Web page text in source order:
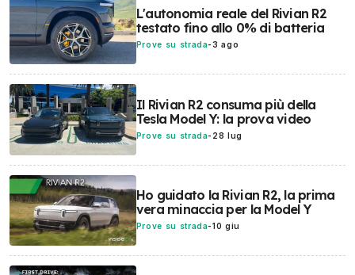
L'autonomia reale del Rivian R2
testato fino allo 0% di batteria
Prove su strada-3 ago
Il Rivian R2 consuma più della
Tesla Model Y: la prova video
Prove su strada- 28 lug
Ho guidato la Rivian R2, la prima
vera minaccia per la Model Y
Prove su strada-10 giu